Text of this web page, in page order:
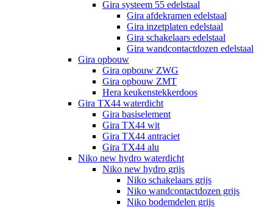
Gira systeem 55 edelstaal
Gira afdekramen edelstaal
Gira inzetplaten edelstaal
Gira schakelaars edelstaal
Gira wandcontactdozen edelstaal
Gira opbouw
Gira opbouw ZWG
Gira opbouw ZMT
Hera keukenstekkerdoos
Gira TX44 waterdicht
Gira basiselement
Gira TX44 wit
Gira TX44 antraciet
Gira TX44 alu
Niko new hydro waterdicht
Niko new hydro grijs
Niko schakelaars grijs
Niko wandcontactdozen grijs
Niko bodemdelen grijs